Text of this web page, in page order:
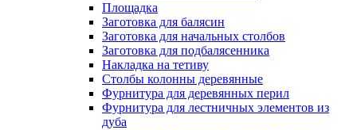
Площадка
Заготовка для балясин
Заготовка для начальных столбов
Заготовка для подбалясенника
Накладка на тетиву
Столбы колонны деревянные
Фурнитура для деревянных перил
Фурнитура для лестничных элементов из
дуба